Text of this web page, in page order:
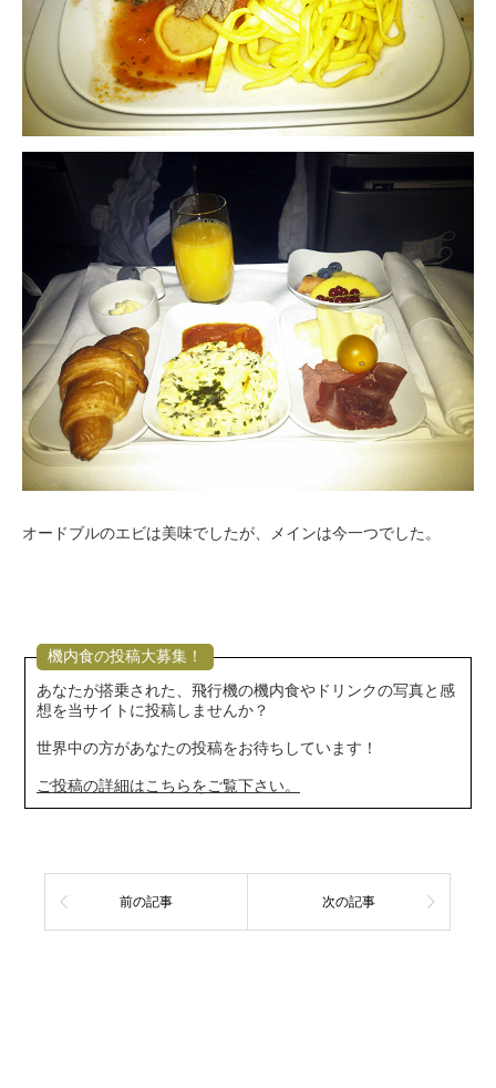
オードブルのエビは美味でしたが、メインは今一つでした。
機内食の投稿大募集！
あなたが搭乗された、飛行機の機内食やドリンクの写真と感
想を当サイトに投稿しませんか？
世界中の方があなたの投稿をお待ちしています！
ご投稿の詳細はこちらをご覧下さい。
前の記事 次の記事